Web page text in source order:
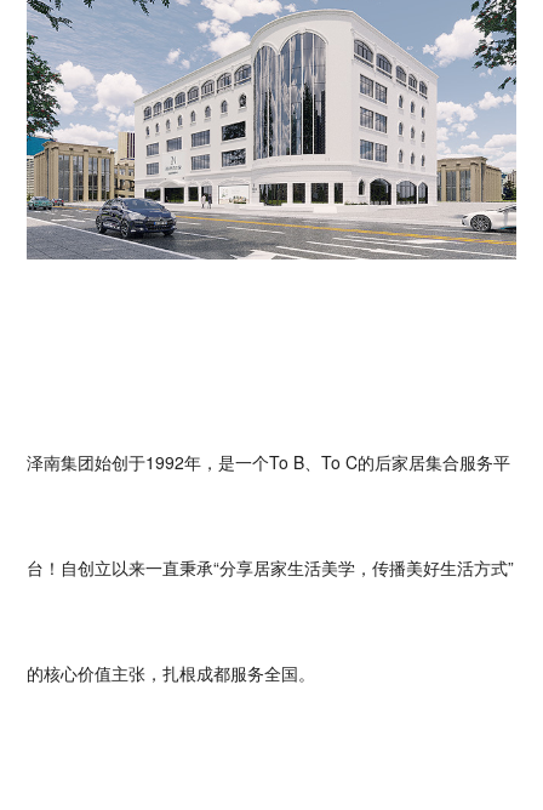
泽南集团始创于1992年，是一个To B、To C的后家居集合服务平
台！自创立以来一直秉承“分享居家生活美学，传播美好生活方式”
的核心价值主张，扎根成都服务全国。